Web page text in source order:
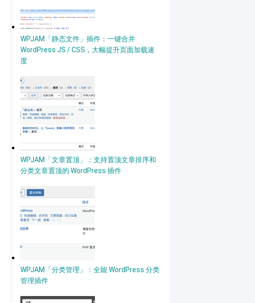
WPJAM「静态文件」插件：一键合并
WordPress JS / CSS，大幅提升页面加载速
度
WPJAM「文章置顶」：支持置顶文章排序和
分类文章置顶的 WordPress 插件
WPJAM「分类管理」：全能 WordPress 分类
管理插件